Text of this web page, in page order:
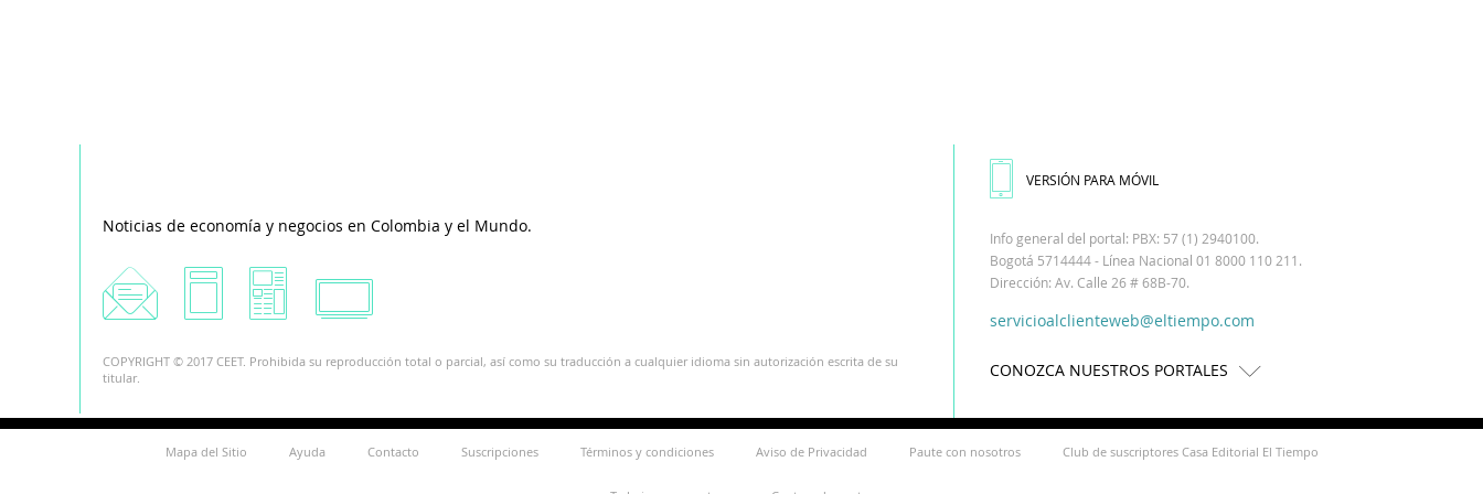
Noticias de economía y negocios en Colombia y el Mundo.
COPYRIGHT © 2017 CEET. Prohibida su reproducción total o parcial, así como su traducción a cualquier idioma sin autorización escrita de su
titular.
VERSIÓN PARA MÓVIL
Info general del portal: PBX: 57 (1) 2940100.
Bogotá 5714444 - Línea Nacional 01 8000 110 211.
Dirección: Av. Calle 26 # 68B-70.
servicioalclienteweb@eltiempo.com
CONOZCA NUESTROS PORTALES
Mapa del Sitio Ayuda Contacto Suscripciones Términos y condiciones Aviso de Privacidad Paute con nosotros Club de suscriptores Casa Editorial El Tiempo